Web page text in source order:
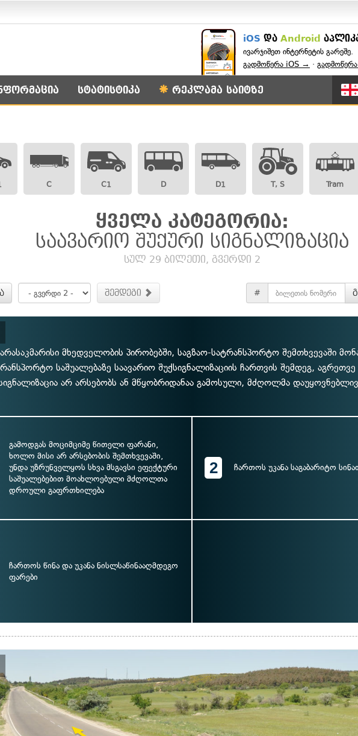
iOS და Android
ივარჯიშეთ ინტერნეტის გარეშე.
გადმოწერა iOS → ·
სტატისტიკა რეკლამა საიტზე
C C1 D D1 T, S Tram
ყველა კატეგორია:
საავარიო შუქური სიგნალიზაცია
სულ 29 ბილეთი, გვერდი 2
შემდეგი #
არასაკმარისი მხედველობის პირობებში, საგზაო-სატრანსპორტო შემთხვევაში
საშუალებაზე საავარიო შუქსიგნალიზაციის ჩართვის შემდეგ,
არ არსებობს ან მწყობრიდანაა გამოსული, მძღოლმა
გამოდგას მოციმციმე წითელი ფარანი,
ხოლო მისი არ არსებობის შემთხვევაში,
უნდა უზრუნველყოს სხვა მსგავსი ეფექტური
საშუალებებით მოახლოებული მძღოლთა
დროული გაფრთხილება
2 ჩართოს უკანა საგაბარიტო
ჩართოს წინა და უკანა ნისლსაწინააღმდეგო
ფარები